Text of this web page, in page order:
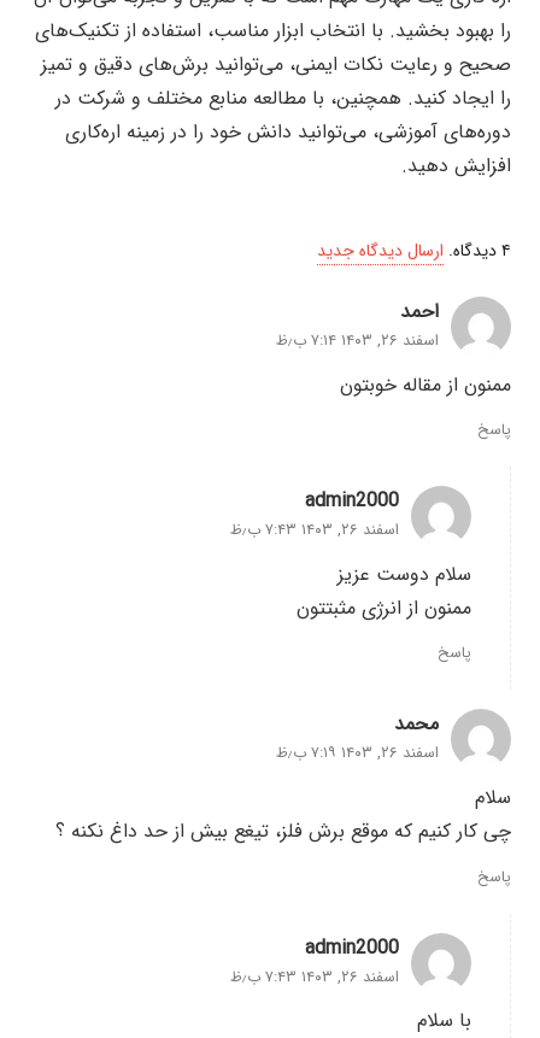
را بهبود بخشید. با انتخاب ابزار مناسب، استفاده از تکنیک‌های
صحیح و رعایت نکات ایمنی، می‌توانید برش‌های دقیق و تمیز
را ایجاد کنید. همچنین، با مطالعه منابع مختلف و شرکت در
دوره‌های آموزشی، می‌توانید دانش خود را در زمینه اره‌کاری
افزایش دهید.
۴دیدگاه. ارسال دیدگاه جدید
احمد
اسفند ۲۶, ۱۴۰۳ ۷:۱۴ ب٫ظ
ممنون از مقاله خوبتون
پاسخ
admin2000
اسفند ۲۶, ۱۴۰۳ ۷:۴۳ ب٫ظ
سلام دوست عزیز
ممنون از انرژی مثبتتون
پاسخ
محمد
اسفند ۲۶, ۱۴۰۳ ۷:۱۹ ب٫ظ
سلام
چی کار کنیم که موقع برش فلز، تیغع بیش از حد داغ نکنه ؟
پاسخ
admin2000
اسفند ۲۶, ۱۴۰۳ ۷:۴۳ ب٫ظ
با سلام